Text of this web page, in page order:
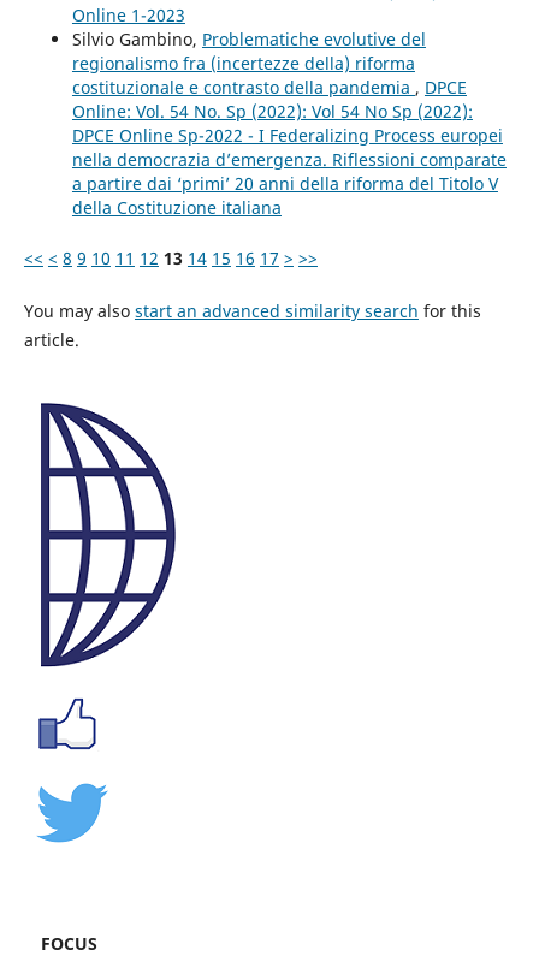
Online 1-2023
Silvio Gambino, Problematiche evolutive del
regionalismo fra (incertezze della) riforma
costituzionale e contrasto della pandemia , DPCE
Online: Vol. 54 No. Sp (2022): Vol 54 No Sp (2022):
DPCE Online Sp-2022 - I Federalizing Process europei
nella democrazia d’emergenza. Riflessioni comparate
a partire dai ‘primi’ 20 anni della riforma del Titolo V
della Costituzione italiana
<< < 8 9 10 11 12 13 14 15 16 17 > >>
You may also start an advanced similarity search for this
article.
FOCUS